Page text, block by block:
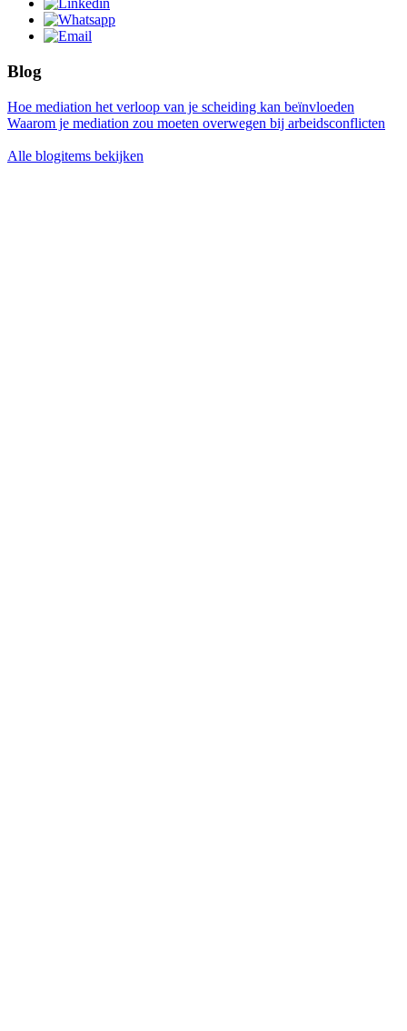
Blog
Hoe mediation het verloop van je scheiding kan beïnvloeden
Waarom je mediation zou moeten overwegen bij arbeidsconflicten
Alle blogitems bekijken